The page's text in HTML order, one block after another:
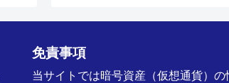
免責事項
当サイトでは暗号資産（仮想通貨）